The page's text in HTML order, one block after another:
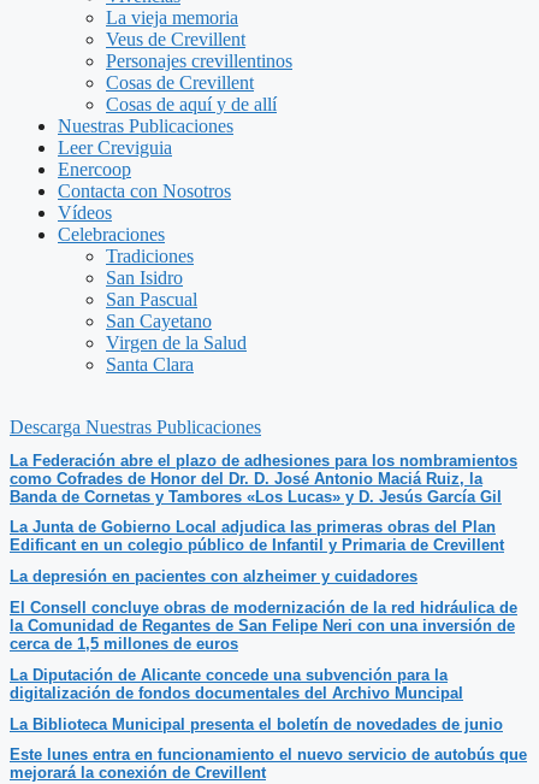
La vieja memoria
Veus de Crevillent
Personajes crevillentinos
Cosas de Crevillent
Cosas de aquí y de allí
Nuestras Publicaciones
Leer Creviguia
Enercoop
Contacta con Nosotros
Vídeos
Celebraciones
Tradiciones
San Isidro
San Pascual
San Cayetano
Virgen de la Salud
Santa Clara
Descarga Nuestras Publicaciones
La Federación abre el plazo de adhesiones para los nombramientos
como Cofrades de Honor del Dr. D. José Antonio Maciá Ruiz, la
Banda de Cornetas y Tambores «Los Lucas» y D. Jesús García Gil
La Junta de Gobierno Local adjudica las primeras obras del Plan
Edificant en un colegio público de Infantil y Primaria de Crevillent
La depresión en pacientes con alzheimer y cuidadores
El Consell concluye obras de modernización de la red hidráulica de
la Comunidad de Regantes de San Felipe Neri con una inversión de
cerca de 1,5 millones de euros
La Diputación de Alicante concede una subvención para la
digitalización de fondos documentales del Archivo Muncipal
La Biblioteca Municipal presenta el boletín de novedades de junio
Este lunes entra en funcionamiento el nuevo servicio de autobús que
mejorará la conexión de Crevillent